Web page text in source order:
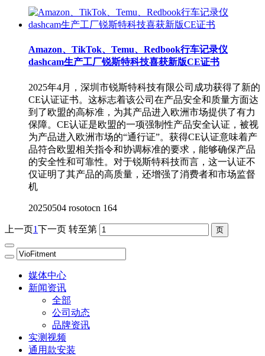
Amazon、TikTok、Temu、Redbook行车记录仪
dashcam生产工厂锐斯特科技喜获新版CE证书
2025年4月，深圳市锐斯特科技有限公司成功获得了新的
CE认证证书。这标志着该公司在产品安全和质量方面达
到了欧盟的高标准，为其产品进入欧洲市场提供了有力
保障。CE认证是欧盟的一项强制性产品安全认证，被视
为产品进入欧洲市场的“通行证”。获得CE认证意味着产
品符合欧盟相关指令和协调标准的要求，能够确保产品
的安全性和可靠性。对于锐斯特科技而言，这一认证不
仅证明了其产品的高质量，还增强了消费者和市场监督
机
20250504 rosotocn 164
上一页1下一页 转至第
媒体中心
新闻资讯
全部
公司动态
品牌资讯
实测视频
通用款安装